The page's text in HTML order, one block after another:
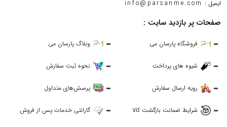
ایمیل : info@parsanme.com
صفحات پر بازدید سایت :
فروشگاه پارسان می وبلاگ پارسان می
شیوه های پرداخت نحوه ثبت سفارش
رویه ارسال سفارش پرسش‌های متداول
شرایط ضمانت بازگشت کالا گارانتی خدمات پس از فروش